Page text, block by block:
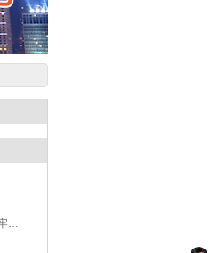
适配砖厂特殊环境，选对灯具筑牢生产安全线